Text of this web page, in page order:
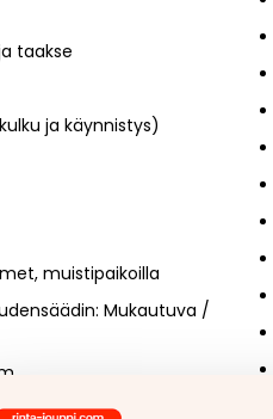
taakse
ja käynnistys)
muistipaikoilla
Mukautuva /